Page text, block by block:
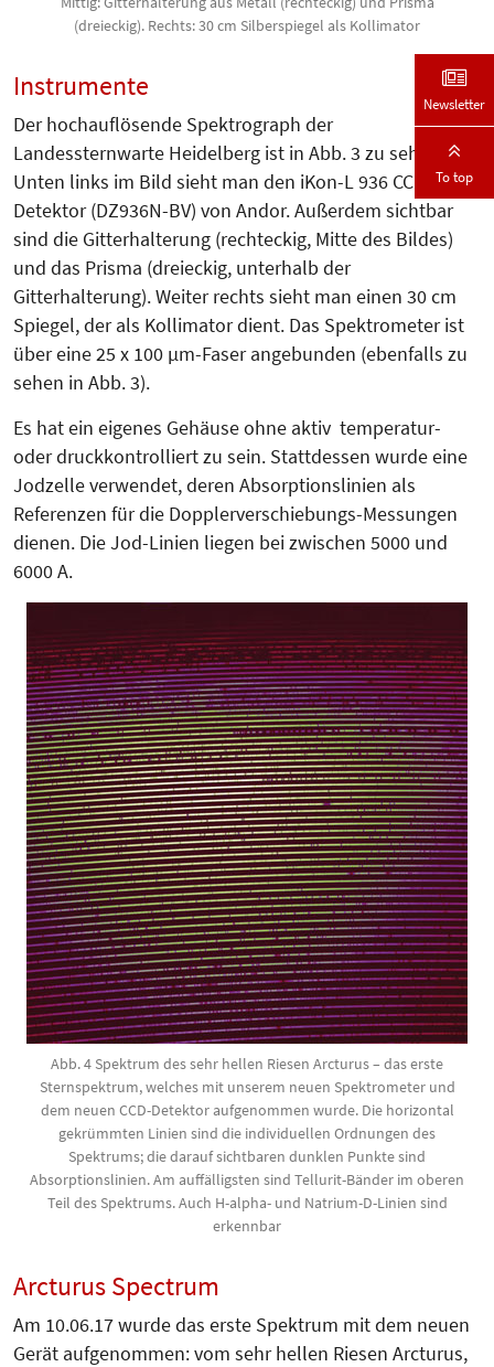
(dreieckig). Rechts: 30 cm Silberspiegel als Kollimator
Instrumente
Der hochauflösende Spektrograph der
Landessternwarte Heidelberg ist in Abb. 3 zu sehen.
Unten links im Bild sieht man den iKon-L 936 CCD-
Detektor (DZ936N-BV) von Andor. Außerdem sichtbar
sind die Gitterhalterung (rechteckig, Mitte des Bildes)
und das Prisma (drei­eckig, unterhalb der
Gitterhalterung). Weiter rechts sieht man einen 30 cm
Spiegel, der als Kollimator dient. Das Spektrometer ist
über eine 25 x 100 µm-Faser angebunden (ebenfalls zu
sehen in Abb. 3).
Es hat ein eigenes Gehäuse ohne aktiv temperatur-
oder druckkontrolliert zu sein. Stattdessen wurde eine
Jodzelle verwendet, deren Absorp­tionslinien als
Referenzen für die Dopp­ler­ver­schie­bungs-Messungen
die­nen. Die Jod-Linien liegen bei zwischen 5000 und
6000 A.
Abb. 4 Spektrum des sehr hellen Riesen Arcturus – das erste
Sternspektrum, welches mit unserem neuen Spektrometer und
dem neuen CCD-Detektor aufgenommen wurde. Die horizontal
gekrümmten Linien sind die individuellen Ordnungen des
Spektrums; die darauf sichtbaren dunklen Punkte sind
Absorptionslinien. Am auffälligsten sind Tellurit-Bänder im oberen
Teil des Spektrums. Auch H-alpha- und Natrium-D-Linien sind
erkennbar
Arcturus Spectrum
Am 10.06.17 wurde das erste Spek­trum mit dem neuen
Gerät aufgenommen: vom sehr hellen Riesen Arc­turus,
Newsletter
To top